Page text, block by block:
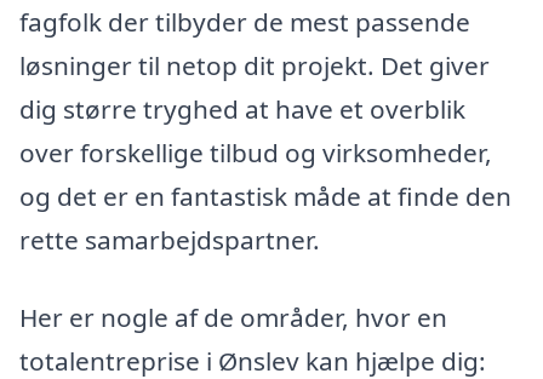
fagfolk der tilbyder de mest passende
løsninger til netop dit projekt. Det giver
dig større tryghed at have et overblik
over forskellige tilbud og virksomheder,
og det er en fantastisk måde at finde den
rette samarbejdspartner.
Her er nogle af de områder, hvor en
totalentreprise i Ønslev kan hjælpe dig: